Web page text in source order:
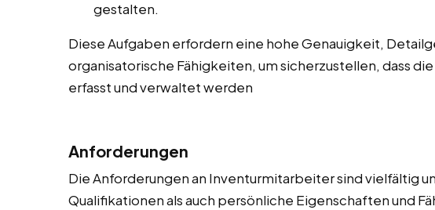
gestalten.
Diese Aufgaben erfordern eine hohe Genauigkeit,
organisatorische Fähigkeiten, um sicherzustellen, dass
erfasst und verwaltet werden
Anforderungen
Die Anforderungen an Inventurmitarbeiter sind vielfältig
Qualifikationen als auch persönliche Eigenschaften und